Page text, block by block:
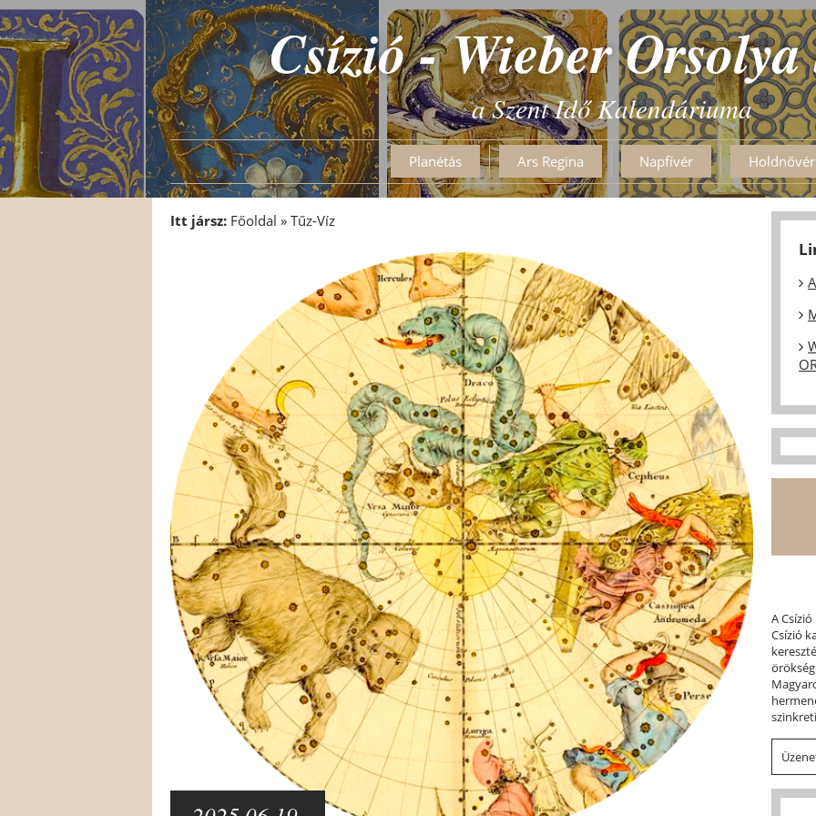
Csízió - Wieber
a Szent Idő Kalendáriuma
Planétás Ars Regina Napfívér Holdnővér
Itt jársz: Főoldal » Tűz-Víz
A
Csízió